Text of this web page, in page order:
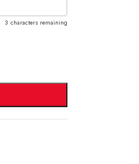
3 characters remaining